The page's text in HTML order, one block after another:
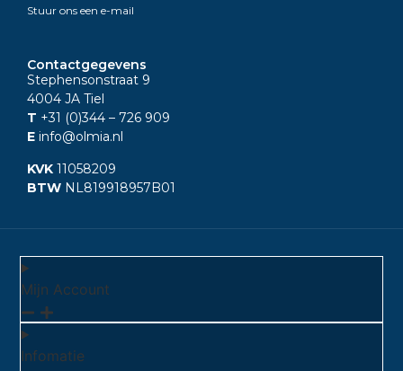
Stuur ons een e-mail
Contactgegevens
Stephensonstraat 9
4004 JA Tiel
T +31 (0)344 – 726 909
E info@olmia.nl
KVK 11058209
BTW NL819918957B01
Mijn Account
Infomatie